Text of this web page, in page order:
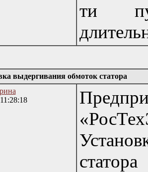
ти
выдергивания обмоток статора